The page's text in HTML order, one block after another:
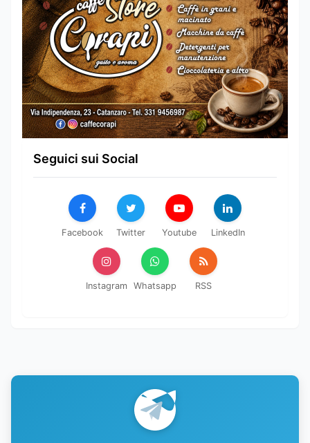
Seguici sui Social
Facebook Twitter Youtube LinkedIn
Instagram Whatsapp RSS